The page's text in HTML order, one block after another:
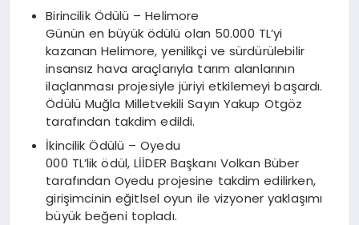
Birincilik Ödülü – Helimore
Günün en büyük ödülü olan 50.000 TL’yi
kazanan Helimore, yenilikçi ve sürdürülebilir
insansız hava araçlarıyla tarım alanlarının
ilaçlanması projesiyle jüriyi etkilemeyi başardı.
Ödülü Muğla Milletvekili Sayın Yakup Otgöz
tarafından takdim edildi.
İkincilik Ödülü – Oyedu
000 TL’lik ödül, LİİDER Başkanı Volkan Büber
tarafından Oyedu projesine takdim edilirken,
girişimcinin eğitlsel oyun ile vizyoner yaklaşımı
büyük beğeni topladı.